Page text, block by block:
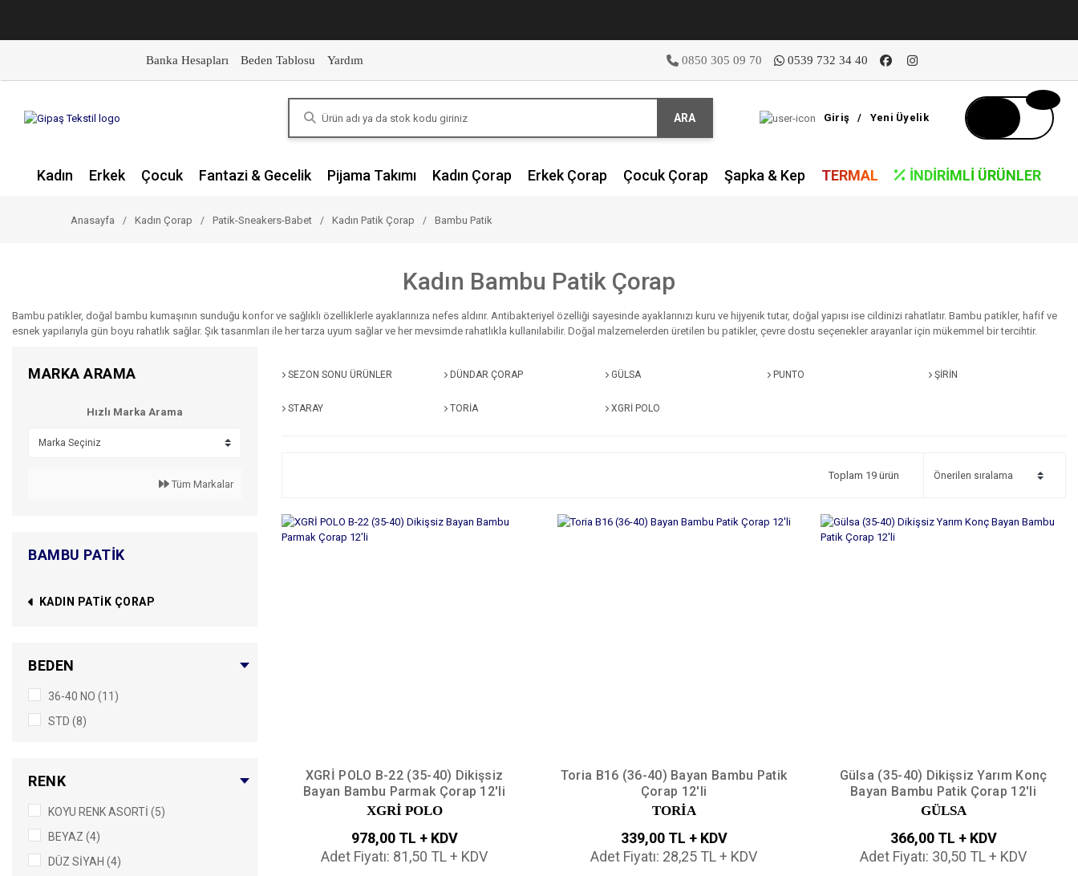
Banka Hesapları Beden Tablosu Yardım 0850 305 09 70 0539 732 34 40
ARA Giriş / Yeni Üyelik
Kadın Erkek Çocuk Fantazi & Gecelik Pijama Takımı Kadın Çorap Erkek Çorap Çocuk Çorap Şapka & Kep TERMAL İNDIRIMLI ÜRÜNLER
Anasayfa Kadın Çorap Patik-Sneakers-Babet Kadın Patik Çorap Bambu Patik
Kadın Bambu Patik Çorap
Bambu patikler, doğal bambu kumaşının sunduğu konfor ve sağlıklı özelliklerle ayaklarınıza nefes aldırır. Antibakteriyel özelliği sayesinde ayaklarınızı kuru ve hijyenik tutar, doğal yapısı ise cildinizi rahatlatır. Bambu patikler, hafif ve
esnek yapılarıyla gün boyu rahatlık sağlar. Şık tasarımları ile her tarza uyum sağlar ve her mevsimde rahatlıkla kullanılabilir. Doğal malzemelerden üretilen bu patikler, çevre dostu seçenekler arayanlar için mükemmel bir tercihtir.
MARKA ARAMA
Hızlı Marka Arama
Tüm Markalar
BAMBU PATIK
KADIN PATIK ÇORAP
BEDEN
36-40 NO (11)
STD (8)
RENK
KOYU RENK ASORTİ (5)
BEYAZ (4)
DÜZ SİYAH (4)
SEZON SONU ÜRÜNLER DÜNDAR ÇORAP GÜLSA PUNTO ŞİRİN
STARAY TORİA XGRİ POLO
Toplam 19 ürün
XGRİ POLO B-22 (35-40) Dikişsiz
Bayan Bambu Parmak Çorap 12'li
XGRİ POLO
978,00 TL + KDV
Adet Fiyatı: 81,50 TL + KDV
Toria B16 (36-40) Bayan Bambu Patik
Çorap 12'li
TORİA
339,00 TL + KDV
Adet Fiyatı: 28,25 TL + KDV
Gülsa (35-40) Dikişsiz Yarım Konç
Bayan Bambu Patik Çorap 12'li
GÜLSA
366,00 TL + KDV
Adet Fiyatı: 30,50 TL + KDV